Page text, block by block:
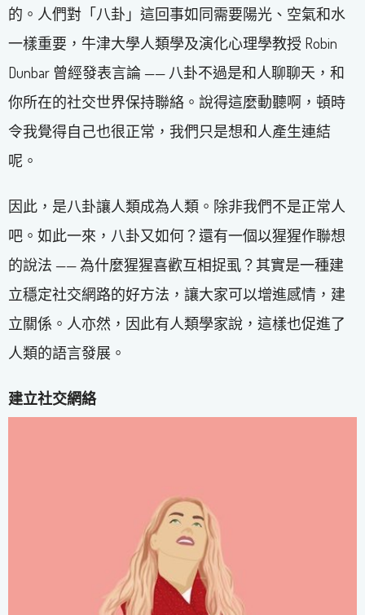
的。人們對「八卦」這回事如同需要陽光、空氣和水
一樣重要，牛津大學人類學及演化心理學教授 Robin
Dunbar 曾經發表言論 —— 八卦不過是和人聊聊天，和
你所在的社交世界保持聯絡。說得這麼動聽啊，頓時
令我覺得自己也很正常，我們只是想和人產生連結
呢。
因此，是八卦讓人類成為人類。除非我們不是正常人
吧。如此一來，八卦又如何？還有一個以猩猩作聯想
的說法 —— 為什麼猩猩喜歡互相捉虱？其實是一種建
立穩定社交網路的好方法，讓大家可以增進感情，建
立關係。人亦然，因此有人類學家說，這樣也促進了
人類的語言發展。
建立社交網絡